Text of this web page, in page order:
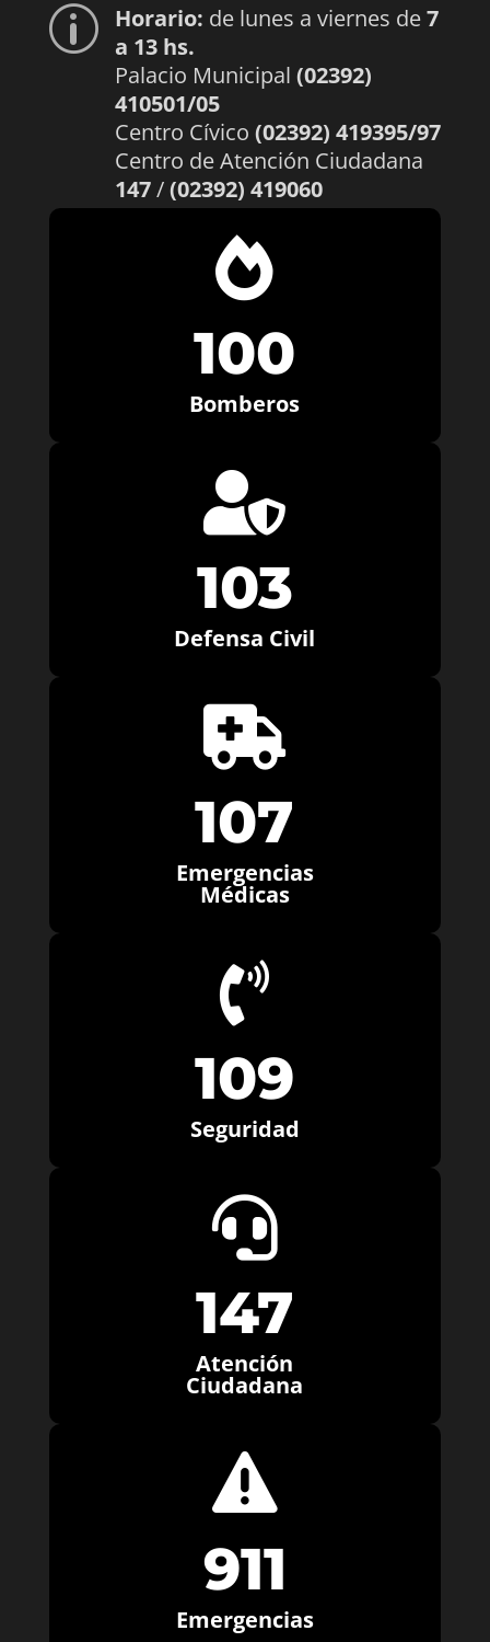
p Horario: de lunes a viernes de7
a 13 hs.
Palacio Municipal (02392)
410501/05
Centro Cívico (02392) 419395/97
Centro de Atención Ciudadana
147/(02392) 419060

100
Bomberos

103
Defensa Civil

107
Emergencias
Médicas

109
Seguridad

147
Atención
Ciudadana

911
Emergencias